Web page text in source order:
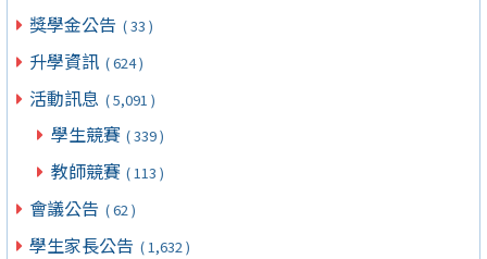
獎學金公告 ( 33 )
升學資訊 ( 624 )
活動訊息 ( 5,091 )
學生競賽 ( 339 )
教師競賽 ( 113 )
會議公告 ( 62 )
學生家長公告 ( 1,632 )